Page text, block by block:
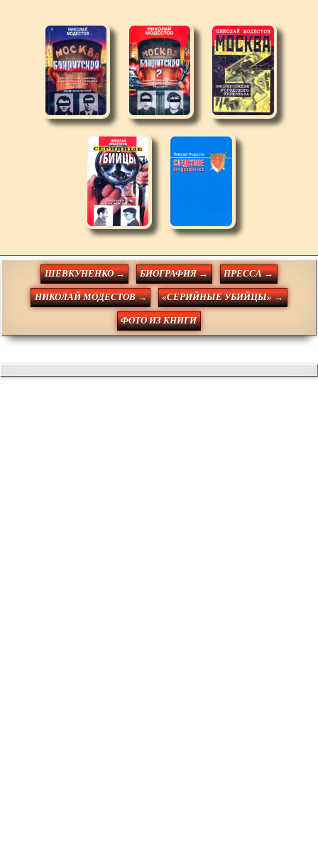
ШЕВКУНЕНКО → БИОГРАФИЯ → ПРЕССА →
НИКОЛАЙ МОДЕСТОВ → «СЕРИЙНЫЕ УБИЙЦЫ» →
ФОТО ИЗ КНИГИ